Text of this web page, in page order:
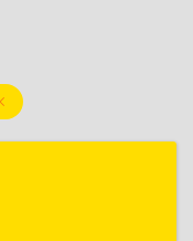
г, Фрунзе ул,